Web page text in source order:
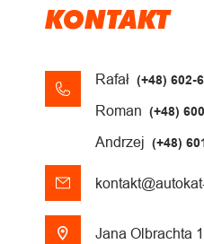
KONTAKT
Rafał (+48) 602-
Roman (+48)
Andrzej (+48)
Jana Olbrachta